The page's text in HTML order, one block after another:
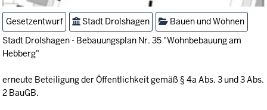
Gesetzentwurf Stadt Drolshagen
Bauen und Wohnen
Stadt Drolshagen - Bebauungsplan Nr. 35 "Wohnbebauung am
Hebberg"
erneute Beteiligung der Öffentlichkeit gemäß § 4a Abs. 3 und 3 Abs.
2 BauGB.